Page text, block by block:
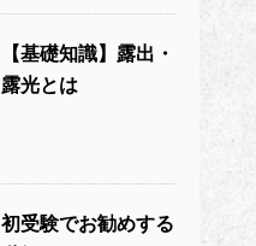
【基礎知識】露出・
露光とは
初受験でお勧めする